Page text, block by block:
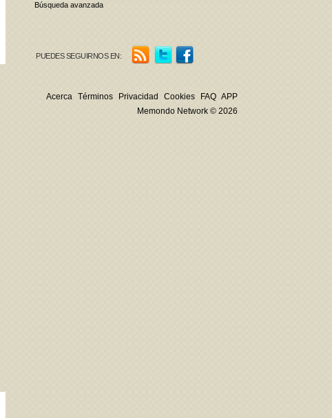
Búsqueda avanzada
PUEDES SEGUIRNOS EN:
Acerca Términos Privacidad Cookies FAQ APP
Memondo Network © 2026